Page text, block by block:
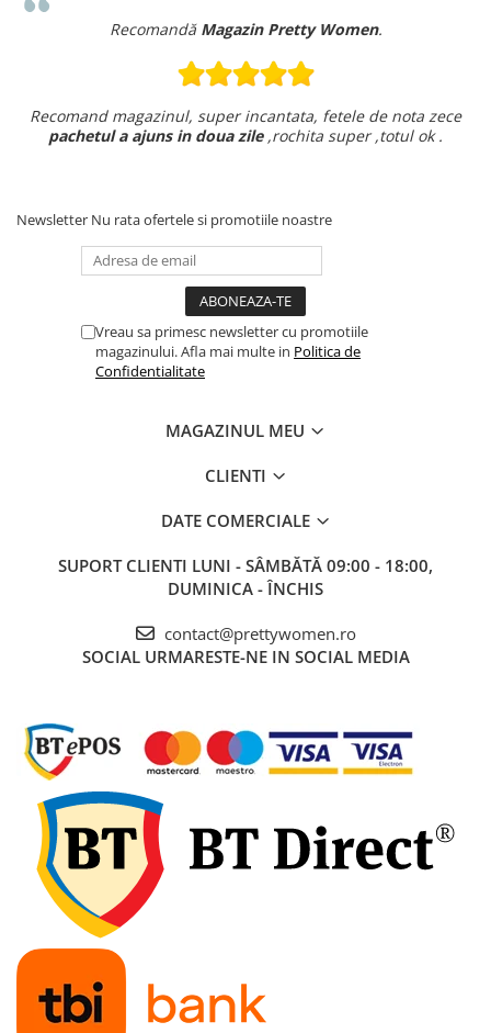
Recomandă Magazin Pretty Women.
Recomand magazinul, super incantata, fetele de nota zece
pachetul a ajuns in doua zile,rochita super ,totul ok .
Newsletter Nu rata ofertele si promotiile noastre
Vreau sa primesc newsletter cu promotiile
magazinului. Afla mai multe in Politica de
Confidentialitate
MAGAZINUL MEU
CLIENTI
DATE COMERCIALE
SUPORT CLIENTI LUNI - SÂMBĂTĂ 09:00 - 18:00,
DUMINICA - ÎNCHIS
contact@prettywomen.ro
SOCIAL URMARESTE-NE IN SOCIAL MEDIA